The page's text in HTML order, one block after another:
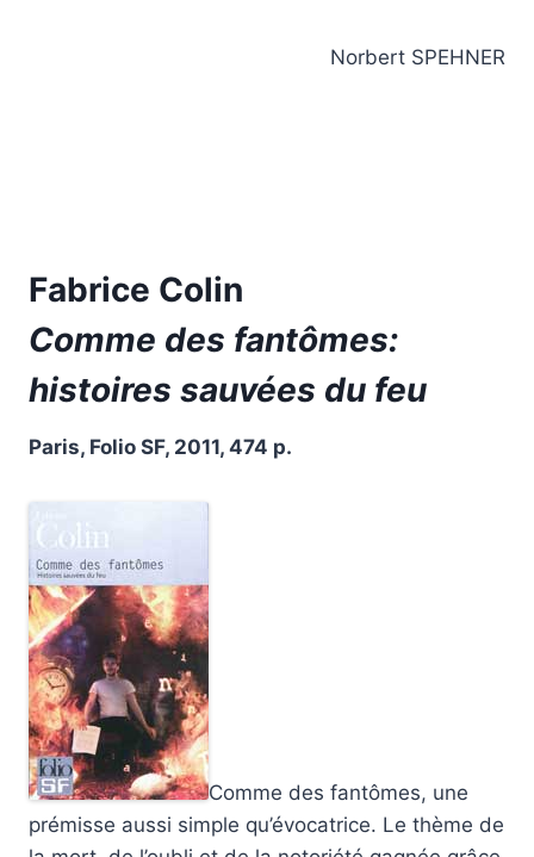
Norbert SPEHNER
Fabrice Colin
Comme des fantômes:
histoires sauvées du feu
Paris, Folio SF, 2011, 474 p.
Comme des fantômes, une
prémisse aussi simple qu’évocatrice. Le thème de